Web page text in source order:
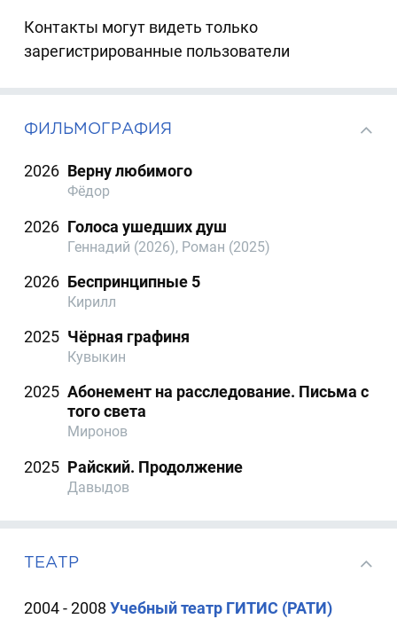
Контакты могут видеть только
зарегистрированные пользователи
ФИЛЬМОГРАФИЯ
2026 Верну любимого
Фёдор
2026 Голоса ушедших душ
Геннадий (2026), Роман (2025)
2026 Беспринципные 5
Кирилл
2025 Чёрная графиня
Кувыкин
2025 Абонемент на расследование. Письма с
того света
Миронов
2025 Райский. Продолжение
Давыдов
ТЕАТР
2004 - 2008Учебный театр ГИТИС (РАТИ)